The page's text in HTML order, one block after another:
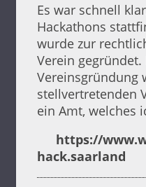
Es war schnell
Hackathons
wurde zur
Verein gegründet.
Vereinsgründung
stellvertretenden
ein Amt, welches
https://
hack.saarland